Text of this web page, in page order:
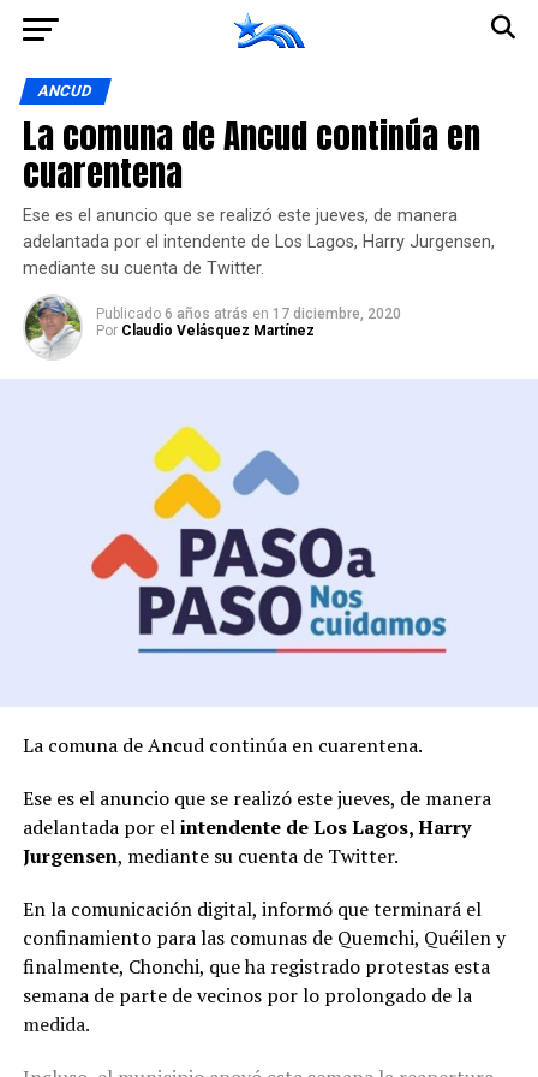
ANCUD
La comuna de Ancud continúa en
cuarentena
Ese es el anuncio que se realizó este jueves, de manera
adelantada por el intendente de Los Lagos, Harry Jurgensen,
mediante su cuenta de Twitter.
Publicado 6 años atrás en 17 diciembre, 2020
Por Claudio Velásquez Martínez
La comuna de Ancud continúa en cuarentena.
Ese es el anuncio que se realizó este jueves, de manera
adelantada por elintendente de Los Lagos, Harry
Jurgensen, mediante su cuenta de Twitter.
En la comunicación digital, informó que terminará el
confinamiento para las comunas de Quemchi, Quéilen y
finalmente, Chonchi, que ha registrado protestas esta
semana de parte de vecinos por lo prolongado de la
medida.
Ir a la versión móvil